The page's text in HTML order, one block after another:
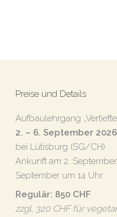
Preise und Details
Aufbaulehrgang
2. – 6. September 2026
bei Lütisburg (SG/CH)
Ankunft am 2.
September um 14 Uhr.
Regulär: 850 CHF
zzgl. 320 CHF für